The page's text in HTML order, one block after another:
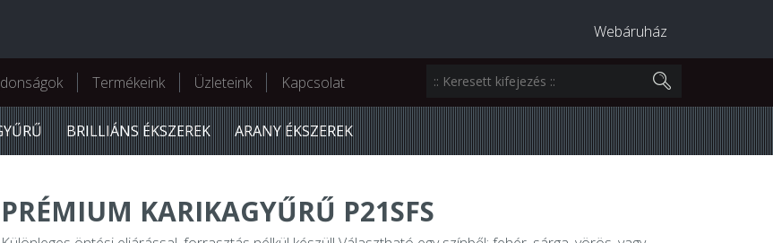
Webáruház
Termékeink Üzleteink Kapcsolat
BRILLIÁNS ÉKSZEREK ARANY ÉKSZEREK
PRÉMIUM KARIKAGYŰRŰ P21SFS